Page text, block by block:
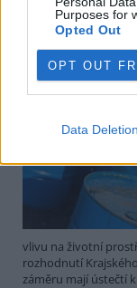
Purposes for
Opted Out
OPT OUT
Data Deletion
mlžítka v Praze 4.
teplotu vzduchu,
Likvidaci
28.7.2026 19:44 |
vlivu na životní
rozhodnutí
záměru mají ústečtí